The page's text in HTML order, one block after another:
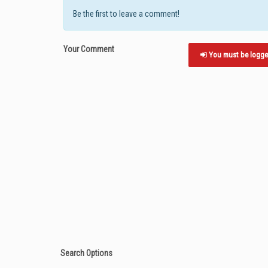
Be the first to leave a comment!
Your Comment
You must be
Search Options